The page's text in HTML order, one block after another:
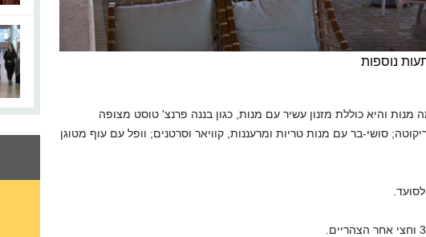
נוספות
והיא כוללת מזנון עשיר עם מנות, כגון בננה פרנצ' טוסט מצופה
סושי-בר עם מנות טריות ומרעננות, קוויאר וסרטנים; וופל עם עוף מטוגן